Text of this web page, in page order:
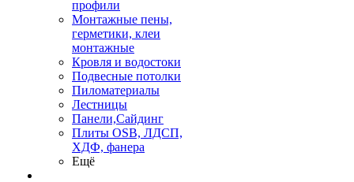
профили
Монтажные пены,
герметики, клеи
монтажные
Кровля и водостоки
Подвесные потолки
Пиломатериалы
Лестницы
Панели,Сайдинг
Плиты OSB, ЛДСП,
ХДФ, фанера
Ещё